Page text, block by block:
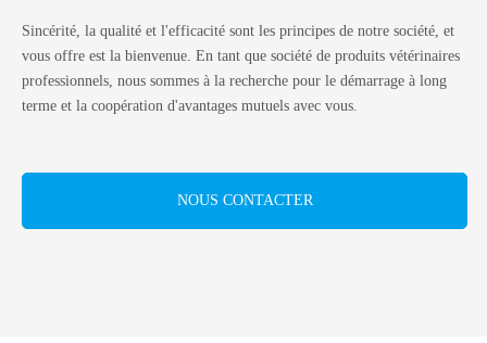
Sincérité, la qualité et l'efficacité sont les principes de notre société, et
vous offre est la bienvenue. En tant que société de produits vétérinaires
professionnels, nous sommes à la recherche pour le démarrage à long
terme et la coopération d'avantages mutuels avec vous.
NOUS CONTACTER